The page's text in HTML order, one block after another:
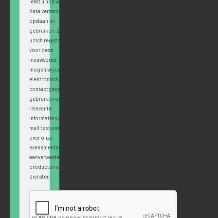
leest u hoe wij
data verzamelen,
opslaan en
gebruiken. Zodra
u zich registreert
voor deze
nieuwsbrief,
mogen wij uw
elektronische
contactgegevens
gebruiken om u
relevante
informatie via e-
mail te sturen
over onze
evenementen en
aanverwante
producten en
diensten.